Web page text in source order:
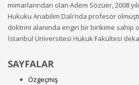
mimarlarından olan Adem Sözüer, 2008
Hukuku Anabilim Dalı'nda profesör
doktrini alanında engin bir birikime sahip
İstanbul Üniversitesi Hukuk Fakültesi
SAYFALAR
Özgeçmiş